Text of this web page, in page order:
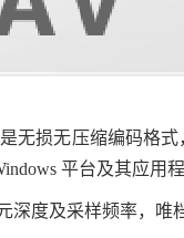
是无损无压缩编码格
平台及其应用
深度及采样频率，唯